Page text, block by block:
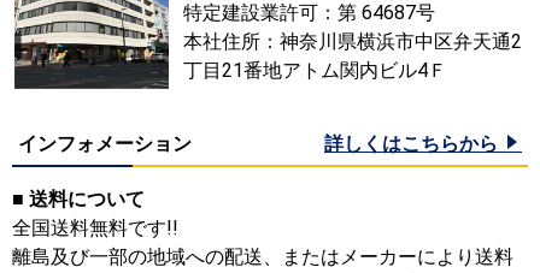
特定建設業許可：第 64687号
本社住所：神奈川県横浜市中区弁天通2
丁目21番地アトム関内ビル4Ｆ
インフォメーション 詳しくはこちらから
■ 送料について
全国送料無料です!!
離島及び一部の地域への配送、またはメーカーにより送料